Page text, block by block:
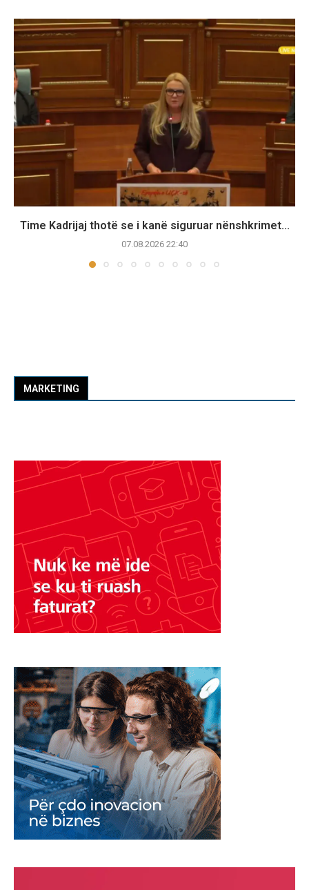
Time Kadrijaj thotë se i kanë siguruar nënshkrimet...
07.08.2026 22:40
MARKETING